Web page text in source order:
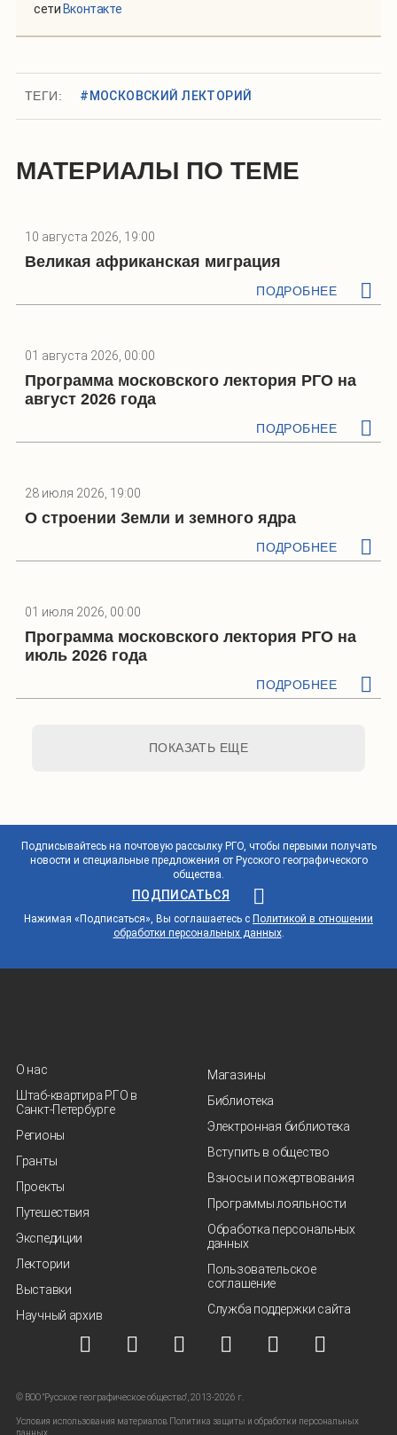
сети Вконтакте
ТЕГИ: #МОСКОВСКИЙ ЛЕКТОРИЙ
МАТЕРИАЛЫ ПО ТЕМЕ
10 августа 2026, 19:00
Великая африканская миграция
ПОДРОБНЕЕ
01 августа 2026, 00:00
Программа московского лектория РГО на
август 2026 года
ПОДРОБНЕЕ
28 июля 2026, 19:00
О строении Земли и земного ядра
ПОДРОБНЕЕ
01 июля 2026, 00:00
Программа московского лектория РГО на
июль 2026 года
ПОДРОБНЕЕ
ПОКАЗАТЬ ЕЩЕ
Подписывайтесь на почтовую рассылку РГО, чтобы первыми получать
новости и специальные предложения от Русского географического
общества.
ПОДПИСАТЬСЯ
Нажимая «Подписаться», Вы соглашаетесь с Политикой в отношении
обработки персональных данных.
О нас
Штаб-квартира РГО в
Санкт‑Петербурге
Регионы
Гранты
Проекты
Путешествия
Экспедиции
Лектории
Выставки
Научный архив
Магазины
Библиотека
Электронная библиотека
Вступить в общество
Взносы и пожертвования
Программы лояльности
Обработка персональных
данных
Пользовательское
соглашение
Служба поддержки сайта
© ВОО "Русское географическое общество", 2013-2026 г.
Условия использования материалов Политика защиты и обработки персональных
данных